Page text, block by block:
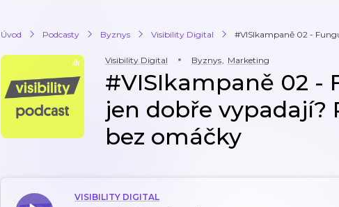
Úvod Podcasty Byznys Visibility Digital #VISIkampaně 02 -
Visibility Digital Byznys, Marketing
#VISIkampaně 02 -
jen dobře vypadají?
bez omáčky
VISIBILITY DIGITAL